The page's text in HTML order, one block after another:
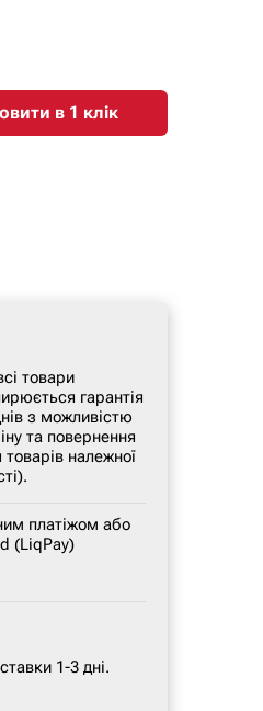
в 1 клiк
товари
гарантія
з можливістю
та повернення
товарів належної
платіжом або
(LiqPay)
1-3 дні.